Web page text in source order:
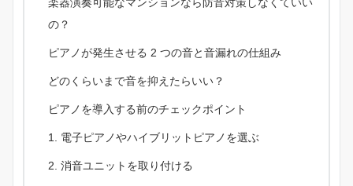
の？
ピアノが発生させる 2 つの音と音漏れの仕組み
どのくらいまで音を抑えたらいい？
ピアノを導入する前のチェックポイント
電子ピアノやハイブリットピアノを選ぶ
消音ユニットを取り付ける